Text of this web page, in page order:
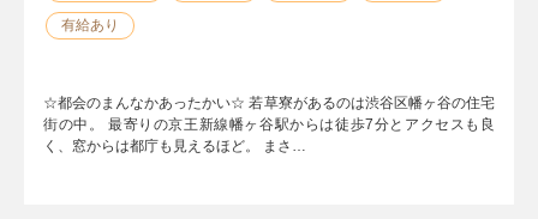
有給あり
☆都会のまんなかあったかい☆ 若草寮があるのは渋谷区幡ヶ谷の住宅
街の中。 最寄りの京王新線幡ヶ谷駅からは徒歩7分とアクセスも良
く、窓からは都庁も見えるほど。 まさ…